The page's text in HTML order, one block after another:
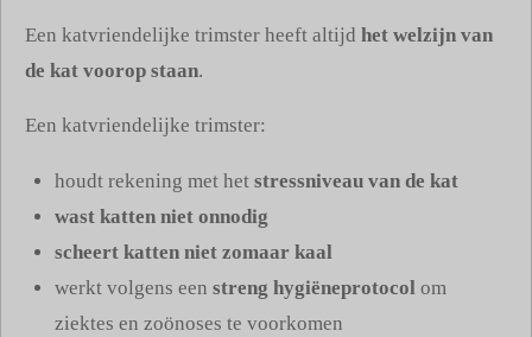
Een katvriendelijke trimster heeft altijd het welzijn van
de kat voorop staan.
Een katvriendelijke trimster:
houdt rekening met het stressniveau van de kat
wast katten niet onnodig
scheert katten niet zomaar kaal
werkt volgens een streng hygiëneprotocol om
ziektes en zoönoses te voorkomen